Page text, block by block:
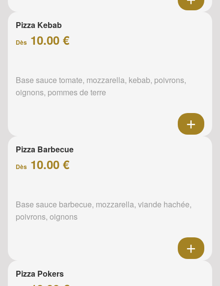
Pizza Kebab
Dès 10.00 €
Base sauce tomate, mozzarella, kebab, poivrons,
oignons, pommes de terre
Pizza Barbecue
Dès 10.00 €
Base sauce barbecue, mozzarella, viande hachée,
poivrons, oignons
Pizza Pokers